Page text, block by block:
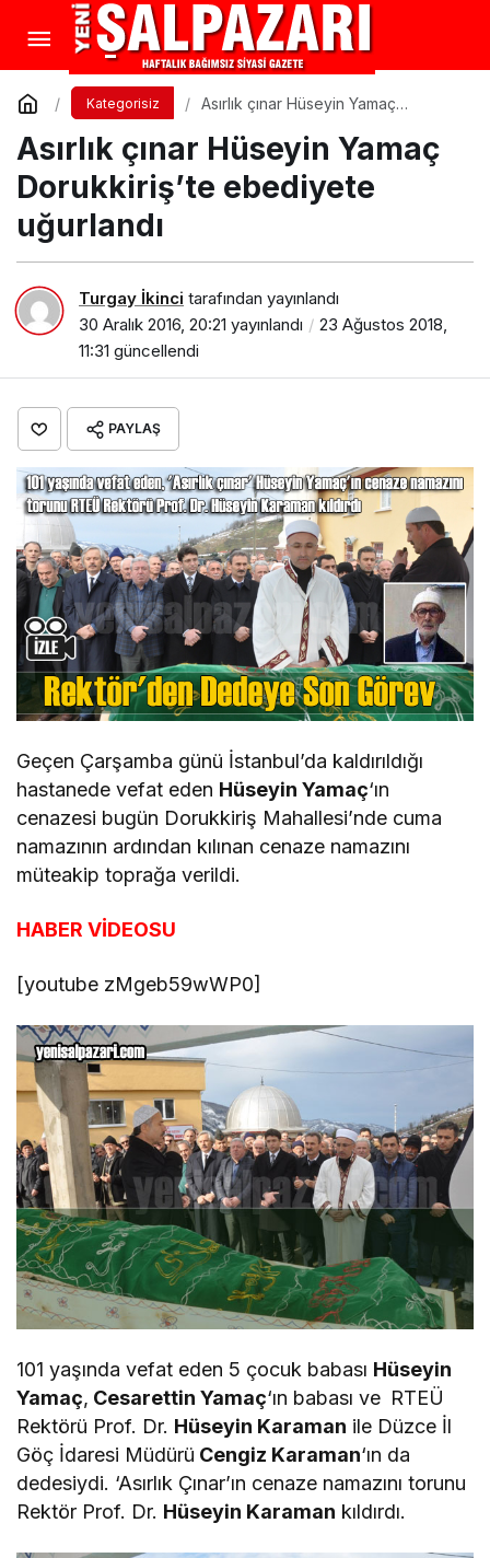
Kategorisiz
Asırlık çınar Hüseyin Yamaç
Asırlık çınar Hüseyin Yamaç
Dorukkiriş’te ebediyete
uğurlandı
Turgay İkinci tarafından yayınlandı
30 Aralık 2016, 20:21 yayınlandı
23 Ağustos 2018,
11:31 güncellendi
PAYLAŞ
Geçen Çarşamba günü İstanbul’da kaldırıldığı
hastanede vefat eden Hüseyin Yamaç‘ın
cenazesi bugün Dorukkiriş Mahallesi’nde cuma
namazının ardından kılınan cenaze namazını
müteakip toprağa verildi.
HABER VİDEOSU
[youtube zMgeb59wWP0]
101 yaşında vefat eden 5 çocuk babası Hüseyin
Yamaç, Cesarettin Yamaç‘ın babası ve RTEÜ
Rektörü Prof. Dr. Hüseyin Karaman ile Düzce İl
Göç İdaresi Müdürü Cengiz Karaman‘ın da
dedesiydi. ‘Asırlık Çınar’ın cenaze namazını torunu
Rektör Prof. Dr. Hüseyin Karaman kıldırdı.